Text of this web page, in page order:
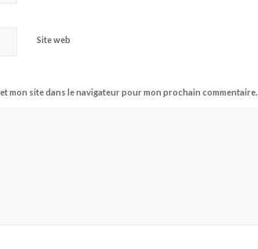
Site web
mon site dans le navigateur pour mon prochain commentaire.